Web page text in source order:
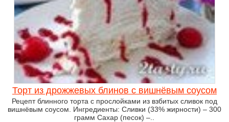
Торт из дрожжевых блинов с вишнёвым соусом
Рецепт блинного торта с прослойками из взбитых сливок под
вишнёвым соусом. Ингредиенты: Сливки (33% жирности) – 300
грамм Сахар (песок) –..